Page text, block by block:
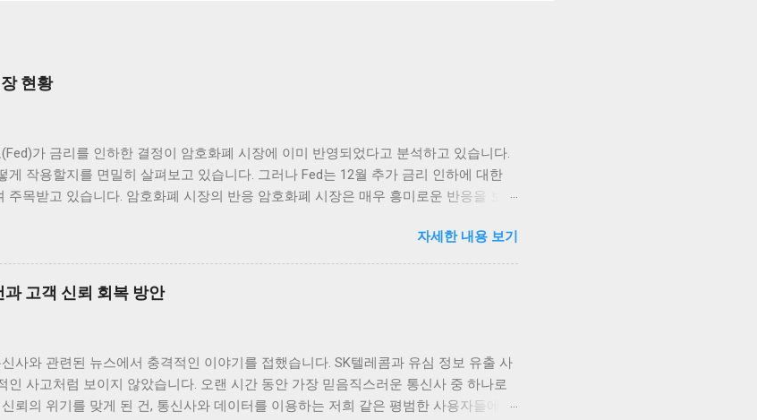
현황
가 금리를 인하한 결정이 암호화폐 시장에 이미 반영되었다고 분석하고 있습니다.
게 작용할지를 면밀히 살펴보고 있습니다. 그러나 Fed는 12월 추가 금리 인하에 대한
주목받고 있습니다. 암호화폐 시장의 반응 암호화폐 시장은 매우 흥미로운 반응을 보이
트들에 의하면 이미 시장에 반영이 되어 있었던 것으로 해석되고 있습니다. 가장 먼저
변동 범위 내에서 긍정적인 움직임을 보여 주고 있습니다. 금리 인하 발표가 나자, 비트
자들에게 희망적인 신호를 전달했습니다. 이처럼 주요 암호화폐들이 시장의 심리에 따
로운 일이며, 앞으로의 동향에 대한 논의가 필요합니다. 그 외에도 이더리움, 리플 등
고 있습니다. 이러한 상황에서 암호화폐 투자자들은 앞으로 금리가 어떻게 변화할지
분석 현재 암호화폐 시장에서는 금리 인하 이후 매수세가 강하게 일어나고 있는 가운
고 있습니다. 특히, 낮은 금리 환경은 기관 투자자들이 암호화폐에 대한 관심을 더욱
리가 낮아지면 자산의 상대적인 매력도도 증가하게 되므로, 주식시장이나 다른 투자
자세한 내용 보기
고객 신뢰 회복 방안
사와 관련된 뉴스에서 충격적인 이야기를 접했습니다. SK텔레콤과 유심 정보 유출 사
인 사고처럼 보이지 않았습니다. 오랜 시간 동안 가장 믿음직스러운 통신사 중 하나로
뢰의 위기를 맞게 된 건, 통신사와 데이터를 이용하는 저희 같은 평범한 사용자들에게